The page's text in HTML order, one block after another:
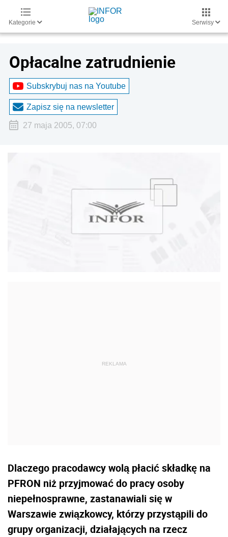
Kategorie Serwisy
Opłacalne zatrudnienie
Subskrybuj nas na Youtube
Zapisz się na newsletter
27 maja 2005, 07:00
Dlaczego pracodawcy wolą płacić składkę na
PFRON niż przyjmować do pracy osoby
niepełnosprawne, zastanawiali się w
Warszawie związkowcy, którzy przystąpili do
grupy organizacji, działających na rzecz